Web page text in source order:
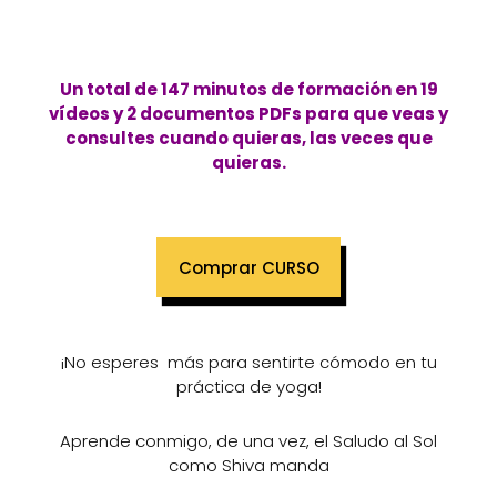
Un total de 147 minutos de formación en 19
vídeos y 2 documentos PDFs para que veas y
consultes cuando quieras, las veces que
quieras.
Comprar CURSO
¡No esperes más para sentirte cómodo en tu
práctica de yoga!
Aprende conmigo, de una vez, el Saludo al Sol
como Shiva manda